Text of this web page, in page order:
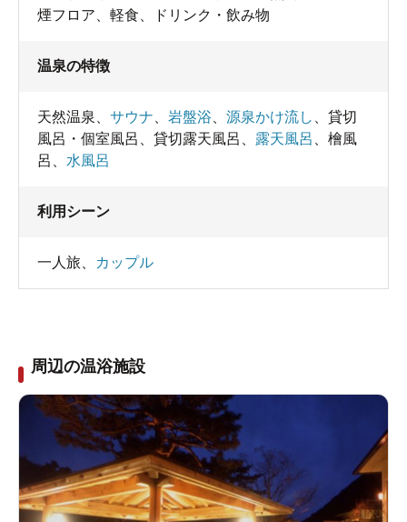
煙フロア
軽食 ドリンク・飲み物
温泉の特徴
天然温泉 サウナ 岩盤浴 源泉かけ流し
貸切
風呂・個室風呂
貸切露天風呂 露天風呂
檜風
呂
水風呂
利用シーン
一人旅 カップル
周辺の温浴施設